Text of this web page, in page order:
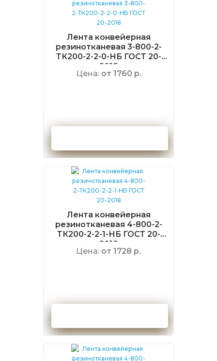
Лента конвейерная
резинотканевая 3-800-2-
ТК200-2-2-0-НБ ГОСТ 20-
2018
Цена: от 1760 р.
Лента конвейерная
резинотканевая 4-800-2-
ТК200-2-2-1-НБ ГОСТ 20-
2018
Цена: от 1728 р.